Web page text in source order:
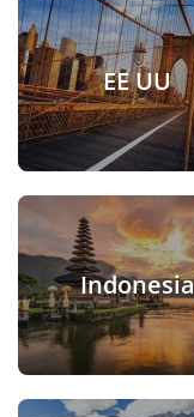
EE UU
Indonesia